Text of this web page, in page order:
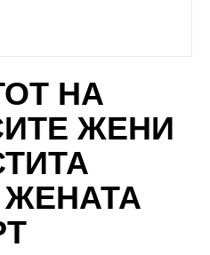
НА
ЖЕНИ